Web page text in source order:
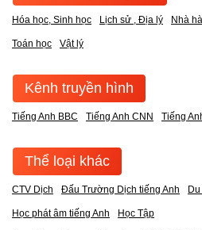
Hóa học, Sinh học Lịch sử , Địa lý Nhà
Toán học Vật lý
Kênh truyền hình
Tiếng Anh BBC Tiếng Anh CNN Tiếng
Thể loại khác
CTV Dịch Đấu Trường Dịch tiếng Anh
Học phát âm tiếng Anh Học Tập